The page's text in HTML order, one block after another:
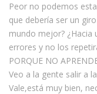
Peor no podemos
que debería ser un
mundo mejor? ¿Hacia
errores y no los
PORQUE NO
Veo a la gente salir a
Vale,está muy bien,